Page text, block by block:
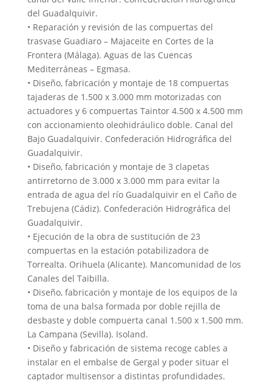
del Guadalquivir.
• Reparación y revisión de las compuertas del
trasvase Guadiaro – Majaceite en Cortes de la
Frontera (Málaga). Aguas de las Cuencas
Mediterráneas – Egmasa.
• Diseño, fabricación y montaje de 18 compuertas
tajaderas de 1.500 x 3.000 mm motorizadas con
actuadores y 6 compuertas Taintor 4.500 x 4.500 mm
con accionamiento oleohidráulico doble. Canal del
Bajo Guadalquivir. Confederación Hidrográfica del
Guadalquivir.
• Diseño, fabricación y montaje de 3 clapetas
antirretorno de 3.000 x 3.000 mm para evitar la
entrada de agua del río Guadalquivir en el Caño de
Trebujena (Cádiz). Confederación Hidrográfica del
Guadalquivir.
• Ejecución de la obra de sustitución de 23
compuertas en la estación potabilizadora de
Torrealta. Orihuela (Alicante). Mancomunidad de los
Canales del Taibilla.
• Diseño, fabricación y montaje de los equipos de la
toma de una balsa formada por doble rejilla de
desbaste y doble compuerta canal 1.500 x 1.500 mm.
La Campana (Sevilla). Isoland.
• Diseño y fabricación de sistema recoge cables a
instalar en el embalse de Gergal y poder situar el
captador multisensor a distintas profundidades.